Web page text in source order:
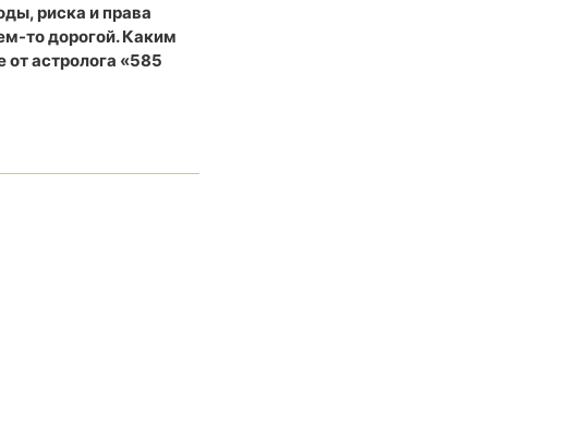
риска и права
то дорогой. Каким
от астролога «585